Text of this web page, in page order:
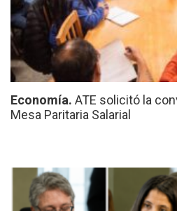
Economía. ATE solicitó la
Mesa Paritaria Salarial